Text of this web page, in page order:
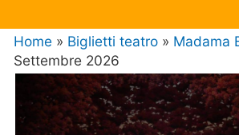
Home » Biglietti teatro » Madama
Settembre 2026